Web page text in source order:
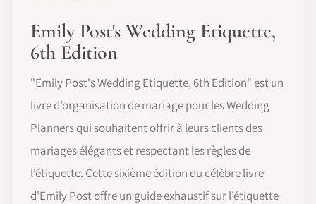
Emily Post's Wedding Etiquette,
6th Edition
"Emily Post's Wedding Etiquette, 6th Edition" est un
livre d’organisation de mariage pour les Wedding
Planners qui souhaitent offrir à leurs clients des
mariages élégants et respectant les règles de
l'étiquette. Cette sixième édition du célèbre livre
d'Emily Post offre un guide exhaustif sur l'étiquette